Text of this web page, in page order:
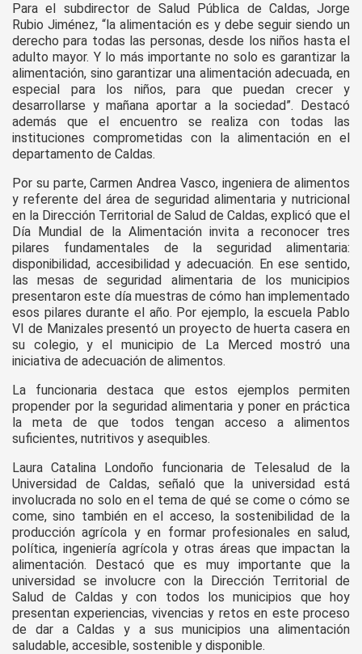
Para el subdirector de Salud Pública de Caldas, Jorge
Rubio Jiménez, “la alimentación es y debe seguir siendo un
derecho para todas las personas, desde los niños hasta el
adulto mayor. Y lo más importante no solo es garantizar la
alimentación, sino garantizar una alimentación adecuada, en
especial para los niños, para que puedan crecer y
desarrollarse y mañana aportar a la sociedad”. Destacó
además que el encuentro se realiza con todas las
instituciones comprometidas con la alimentación en el
departamento de Caldas.
Por su parte, Carmen Andrea Vasco, ingeniera de alimentos
y referente del área de seguridad alimentaria y nutricional
en la Dirección Territorial de Salud de Caldas, explicó que el
Día Mundial de la Alimentación invita a reconocer tres
pilares fundamentales de la seguridad alimentaria:
disponibilidad, accesibilidad y adecuación. En ese sentido,
las mesas de seguridad alimentaria de los municipios
presentaron este día muestras de cómo han implementado
esos pilares durante el año. Por ejemplo, la escuela Pablo
VI de Manizales presentó un proyecto de huerta casera en
su colegio, y el municipio de La Merced mostró una
iniciativa de adecuación de alimentos.
La funcionaria destaca que estos ejemplos permiten
propender por la seguridad alimentaria y poner en práctica
la meta de que todos tengan acceso a alimentos
suficientes, nutritivos y asequibles.
Laura Catalina Londoño funcionaria de Telesalud de la
Universidad de Caldas, señaló que la universidad está
involucrada no solo en el tema de qué se come o cómo se
come, sino también en el acceso, la sostenibilidad de la
producción agrícola y en formar profesionales en salud,
política, ingeniería agrícola y otras áreas que impactan la
alimentación. Destacó que es muy importante que la
universidad se involucre con la Dirección Territorial de
Salud de Caldas y con todos los municipios que hoy
presentan experiencias, vivencias y retos en este proceso
de dar a Caldas y a sus municipios una alimentación
saludable, accesible, sostenible y disponible.